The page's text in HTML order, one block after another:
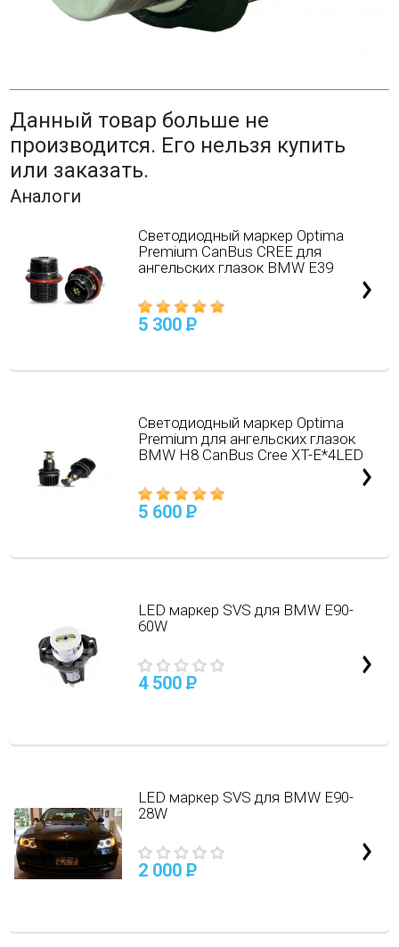
Данный товар больше не
производится. Его нельзя купить
или заказать.
Аналоги
Светодиодный маркер Optima
Premium CanBus CREE для
ангельских глазок BMW E39
5 300 P
Светодиодный маркер Optima
Premium для ангельских глазок
BMW H8 CanBus Cree XT-E*4LED
5 600 P
LED маркер SVS для BMW E90-
60W
4 500 P
LED маркер SVS для BMW E90-
28W
2 000 P